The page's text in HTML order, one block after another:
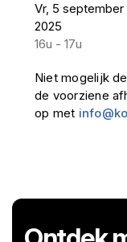
Vr, 5 september
2025
16u - 17u
Niet mogelijk
de voorziene
op met